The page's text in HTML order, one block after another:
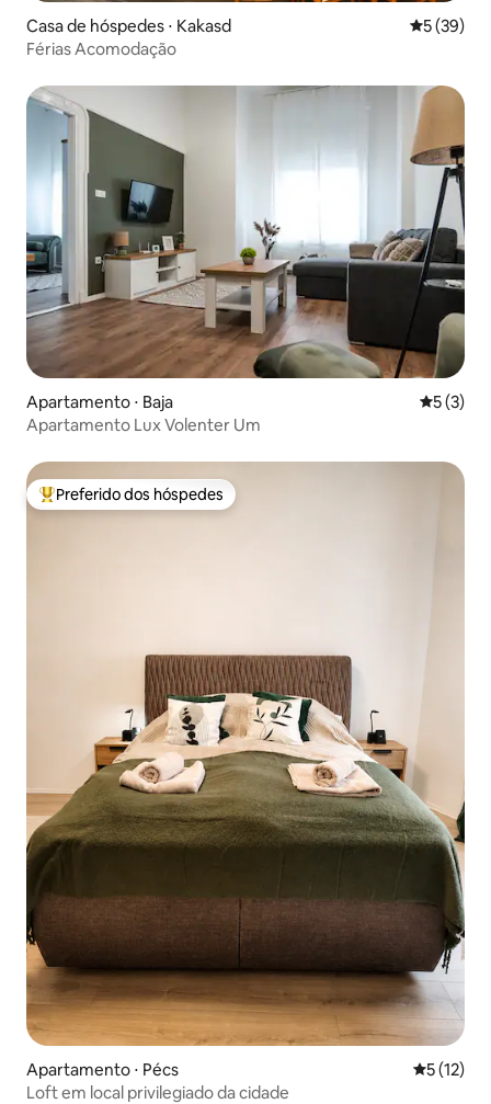
Casa de hóspedes ⋅ Kakasd 5 de uma
5 (39)
Férias Acomodação
Apartamento ⋅ Baja 5 de
5 (3)
Apartamento Lux Volenter Um
Entre os melhores preferidos dos hóspedes
Preferido dos hóspedes
Apartamento ⋅ Pécs 5 de uma
5 (12)
Loft em local privilegiado da cidade